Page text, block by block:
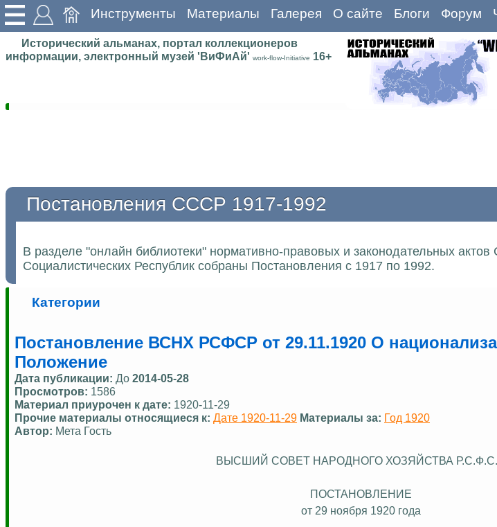
Инструменты Материалы Галерея О сайте Блоги Форум
Исторический альманах, портал коллекционеров
информации, электронный музей 'ВиФиАй' work-flow-Initiative 16+
Постановления СССР 1917-1992
В разделе "онлайн библиотеки" нормативно-правовых и законодательных актов
Социалистических Республик собраны Постановления с 1917 по 1992.
Категории
Постановление ВСНХ РСФСР от 29.11.1920 О
Положение
Дата публикации: До 2014-05-28
Просмотров: 1586
Материал приурочен к дате: 1920-11-29
Прочие материалы относящиеся к: Дате 1920-11-29 Материалы за: Год 1920
Автор: Мета Гость
ВЫСШИЙ СОВЕТ НАРОДНОГО ХОЗЯЙСТВА
ПОСТАНОВЛЕНИЕ
от 29 ноября 1920 года